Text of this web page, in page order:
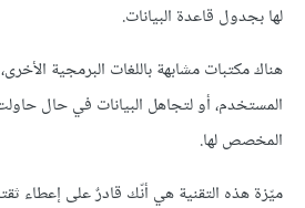
لها بجدول قاعدة البيانات.
هناك مكتبات مشابهة باللغات البرمجية
المستخدم، أو لتجاهل البيانات في حال
المخصص لها.
ميّزة هذه التقنية هي أنّك قادرٌ على إعطاء